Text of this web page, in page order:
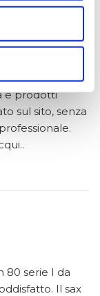
e prodotti
sul sito, senza
80 serie I da
Il sax